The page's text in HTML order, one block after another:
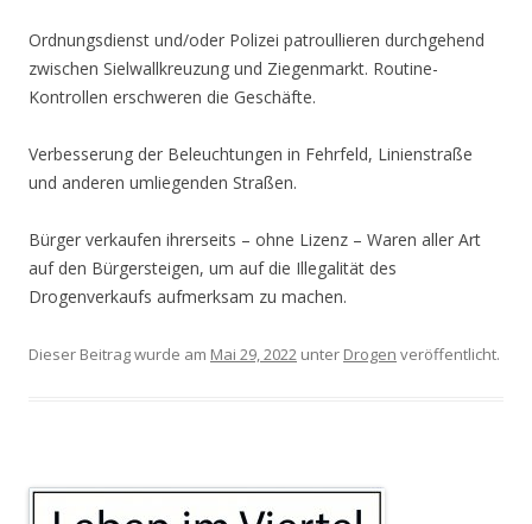
Ordnungsdienst und/oder Polizei patroullieren durchgehend
zwischen Sielwallkreuzung und Ziegenmarkt. Routine-
Kontrollen erschweren die Geschäfte.
Verbesserung der Beleuchtungen in Fehrfeld, Linienstraße
und anderen umliegenden Straßen.
Bürger verkaufen ihrerseits – ohne Lizenz – Waren aller Art
auf den Bürgersteigen, um auf die Illegalität des
Drogenverkaufs aufmerksam zu machen.
Dieser Beitrag wurde am Mai 29, 2022 unter Drogen veröffentlicht.